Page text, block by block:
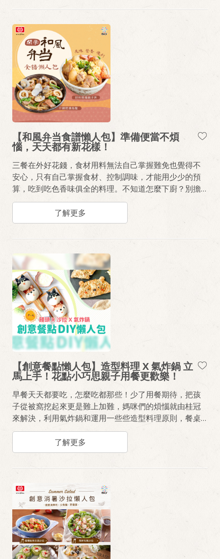
【和風弁当食譜懶人包】準備便當不煩
惱，天天都有新花樣！
三餐在外好花錢，食材用料無法自己掌握難免也覺得不
安心，只有自己掌握食材、控制調味，才能用少少的預
算，吃到吃色香味俱全的料理。不知道怎麼下廚？別擔
心廚藝不精湛，小編準備《秋日和風弁当食譜懶人
包》，精選兩篇超簡單超省時即能完成的日式風味料
理，為大家便當菜加菜。
了解更多
【創意餐點懶人包】造型料理 X 氣炸鍋 立
馬上手！花點小巧思親子用餐更歡樂！
早餐天天都要吃，怎麼吃都那些！少了用餐期待，把孩
子從被窩挖起來更是難上加難，媽咪們的煩惱就由桂冠
來解決，利用氣炸鍋和運用一些些造型料理原則，餐桌
早餐常見的包子、饅頭、蔥抓餅，搖身一變就是小孩看
了興奮尖叫的創意早餐，推出四道手作餐點《喵咪卡娃
伊饅頭》、《柴柴芝麻包佐海苔焗烤雙醬大蝦》、《貓
頭鷹脆皮奶皇包》、《熊熊鮪魚沙拉盒子》、《造型奶
香熊菠蘿麵包》，不只可當日常早餐，更可以在假日與
小孩共享下廚樂趣，拉近親子間的距離。
了解更多